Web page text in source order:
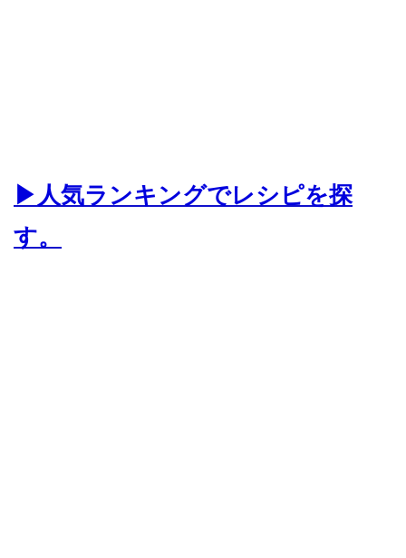
▶人気ランキングでレシピを探
す。